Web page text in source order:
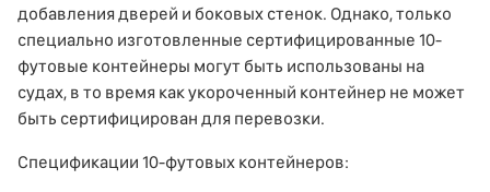
добавления дверей и боковых стенок. Однако, только
специально изготовленные сертифицированные 10-
футовые контейнеры могут быть использованы на
судах, в то время как укороченный контейнер не может
быть сертифицирован для перевозки.
Спецификации 10-футовых контейнеров: